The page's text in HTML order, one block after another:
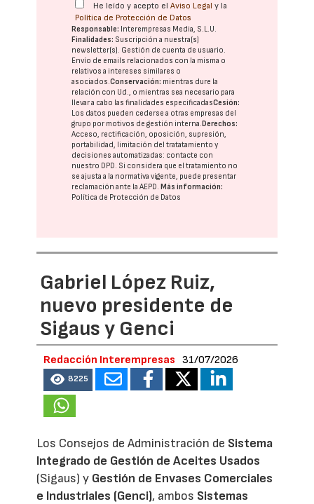
He leído y acepto elAviso Legal y la
Política de Protección de Datos
Responsable: Interempresas Media, S.L.U.
Finalidades: Suscripción a nuestra(s)
newsletter(s). Gestión de cuenta de usuario.
Envío de emails relacionados con la misma o
relativos a intereses similares o
asociados.Conservación: mientras dure la
relación con Ud., o mientras sea necesario para
llevar a cabo las finalidades especificadasCesión:
Los datos pueden cederse a otras empresas del
grupo por motivos de gestión interna. Derechos:
Acceso, rectificación, oposición, supresión,
portabilidad, limitación del tratatamiento y
decisiones automatizadas: contacte con
nuestro DPD. Si considera que el tratamiento no
se ajusta a la normativa vigente, puede presentar
reclamación ante laAEPD. Más información:
Política de Protección de Datos
Gabriel López Ruiz,
nuevo presidente de
Sigaus y Genci
Redacción Interempresas 31/07/2026
8225
Los Consejos de Administración de Sistema
Integrado de Gestión de Aceites Usados
(Sigaus) y Gestión de Envases Comerciales
e Industriales (Genci), ambos Sistemas